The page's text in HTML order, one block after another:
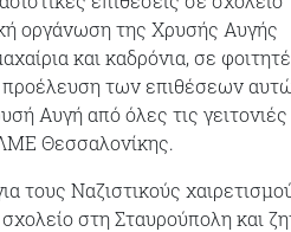
οργάνωση της Χρυσής Αυγής
και καδρόνια, σε
προέλευση των επιθέσεων
Αυγή από όλες τις
Θεσσαλονίκης.
τους Nαζιστικούς
στη Σταυρούπολη και